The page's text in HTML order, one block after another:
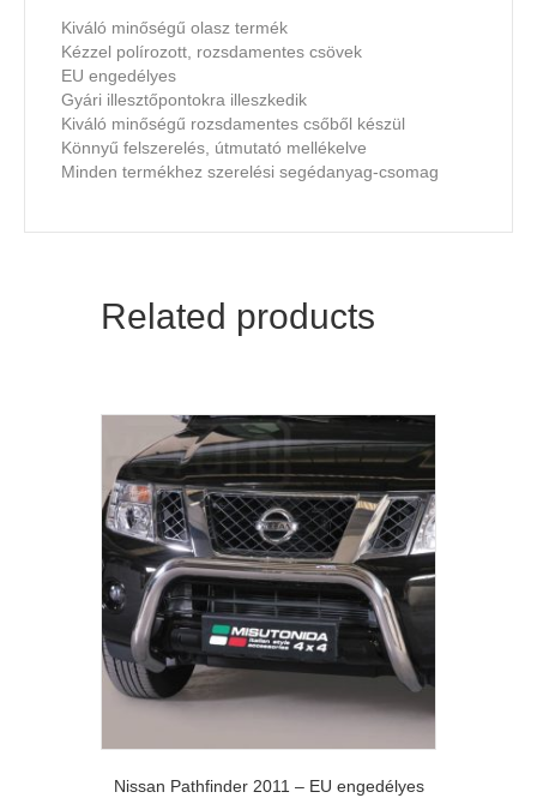
Kiváló minőségű olasz termék
Kézzel polírozott, rozsdamentes csövek
EU engedélyes
Gyári illesztőpontokra illeszkedik
Kiváló minőségű rozsdamentes csőből készül
Könnyű felszerelés, útmutató mellékelve
Minden termékhez szerelési segédanyag-csomag
Related products
Nissan Pathfinder 2011 – EU engedélyes